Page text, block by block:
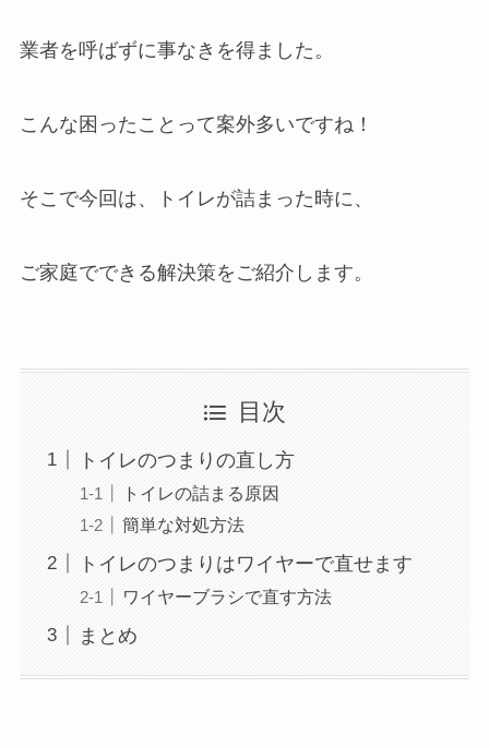
業者を呼ばずに事なきを得ました。
こんな困ったことって案外多いですね！
そこで今回は、トイレが詰まった時に、
ご家庭でできる解決策をご紹介します。
目次
トイレのつまりの直し方
トイレの詰まる原因
簡単な対処方法
トイレのつまりはワイヤーで直せます
ワイヤーブラシで直す方法
まとめ